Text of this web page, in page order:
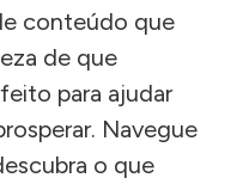
conteúdo que
de que
para ajudar
Navegue
o que